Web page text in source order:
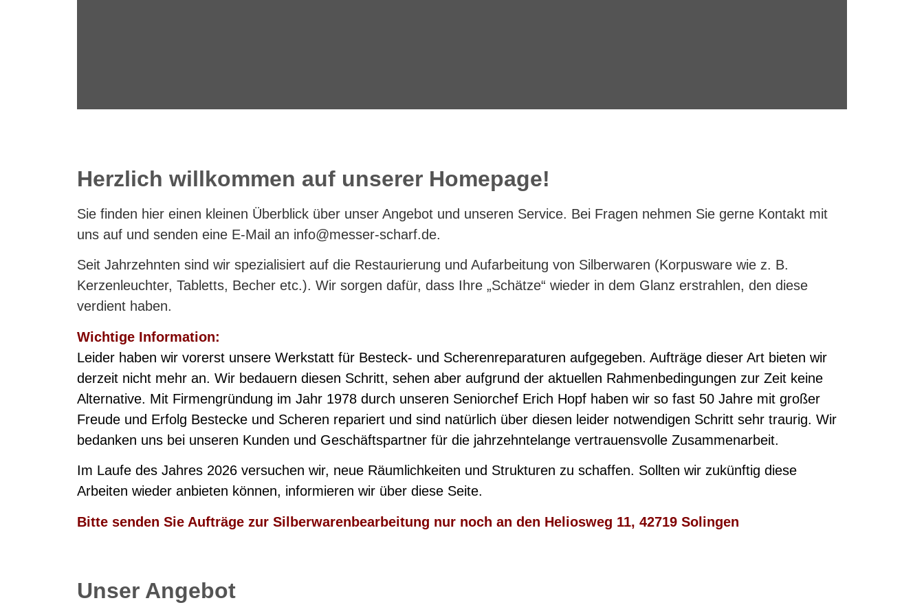
Reparaturbetrieb
Fachbetrieb mit über 50 Jahren Erfahrung.
Herzlich willkommen auf unserer Homepage!
Sie finden hier einen kleinen Überblick über unser Angebot und unseren Service. Bei Fragen nehmen Sie gerne Kontakt mit
uns auf und senden eine E-Mail an info@messer-scharf.de.
Seit Jahrzehnten sind wir spezialisiert auf die Restaurierung und Aufarbeitung von Silberwaren (Korpusware wie z. B.
Kerzenleuchter, Tabletts, Becher etc.). Wir sorgen dafür, dass Ihre „Schätze“ wieder in dem Glanz erstrahlen, den diese
verdient haben.
Wichtige Information:
Leider haben wir vorerst unsere Werkstatt für Besteck- und Scherenreparaturen aufgegeben. Aufträge dieser Art bieten wir
derzeit nicht mehr an. Wir bedauern diesen Schritt, sehen aber aufgrund der aktuellen Rahmenbedingungen zur Zeit keine
Alternative. Mit Firmengründung im Jahr 1978 durch unseren Seniorchef Erich Hopf haben wir so fast 50 Jahre mit großer
Freude und Erfolg Bestecke und Scheren repariert und sind natürlich über diesen leider notwendigen Schritt sehr traurig. Wir
bedanken uns bei unseren Kunden und Geschäftspartner für die jahrzehntelange vertrauensvolle Zusammenarbeit.
Im Laufe des Jahres 2026 versuchen wir, neue Räumlichkeiten und Strukturen zu schaffen. Sollten wir zukünftig diese
Arbeiten wieder anbieten können, informieren wir über diese Seite.
Bitte senden Sie Aufträge zur Silberwarenbearbeitung nur noch an den Heliosweg 11, 42719 Solingen
Unser Angebot